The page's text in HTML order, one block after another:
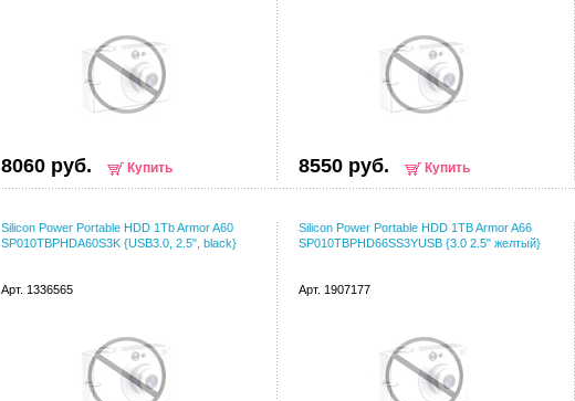
8060 руб. Купить 8550 руб. Купить
Silicon Power Portable HDD 1Tb Armor A60
SP010TBPHDA60S3K {USB3.0, 2.5", black}
Арт. 1336565
Silicon Power Portable HDD 1TB Armor A66
SP010TBPHD66SS3YUSB {3.0 2.5" желтый}
Арт. 1907177